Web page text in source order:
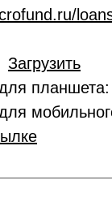
Загрузить
планшета: